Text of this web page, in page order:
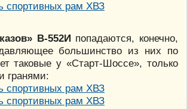
В-552И попадаются, конечно,
большинство из них по
таковые у «Старт-Шоссе», только
гранями: